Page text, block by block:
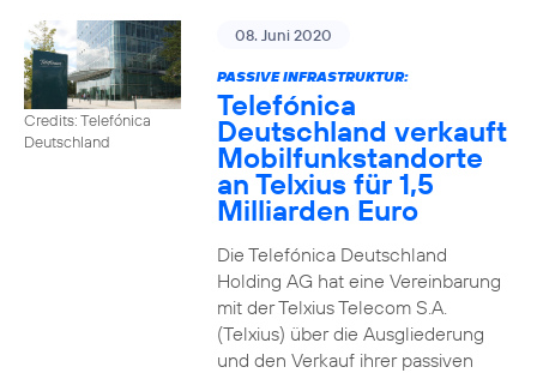
Credits: Telefónica
Deutschland
08. Juni 2020
PASSIVE INFRASTRUKTUR:
Telefónica
Deutschland verkauft
Mobilfunkstandorte
an Telxius für 1,5
Milliarden Euro
Die Telefónica Deutschland
Holding AG hat eine Vereinbarung
mit der Telxius Telecom S.A.
(Telxius) über die Ausgliederung
und den Verkauf ihrer passiven